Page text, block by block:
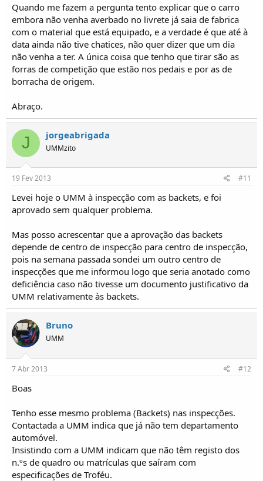
Quando me fazem a pergunta tento explicar que o carro
embora não venha averbado no livrete já saia de fabrica
com o material que está equipado, e a verdade é que até à
data ainda não tive chatices, não quer dizer que um dia
não venha a ter. A única coisa que tenho que tirar são as
forras de competição que estão nos pedais e por as de
borracha de origem.
Abraço.
J jorgeabrigada
UMMzito
19 Fev 2013 #11
Levei hoje o UMM à inspecção com as backets, e foi
aprovado sem qualquer problema.
Mas posso acrescentar que a aprovação das backets
depende de centro de inspecção para centro de inspecção,
pois na semana passada sondei um outro centro de
inspecções que me informou logo que seria anotado como
deficiência caso não tivesse um documento justificativo da
UMM relativamente às backets.
Bruno
UMM
7 Abr 2013 #12
Boas
Tenho esse mesmo problema (Backets) nas inspecções.
Contactada a UMM indica que já não tem departamento
automóvel.
Insistindo com a UMM indicam que não têm registo dos
n.ºs de quadro ou matrículas que saíram com
especificações de Troféu.